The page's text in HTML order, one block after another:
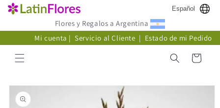
directamente
Español
Flores y Regalos a Argentina
Mi cuenta | Servicio al Cliente | Estado de mi Pedido
Carrito
directamente
a la
información